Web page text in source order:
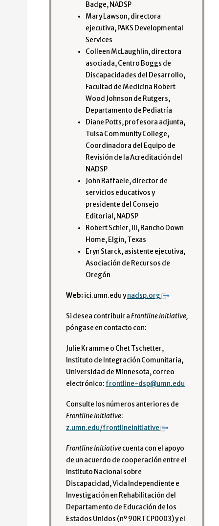
Badge, NADSP
Mary Lawson, directora
ejecutiva, PAKS Developmental
Services
Colleen McLaughlin, directora
asociada, Centro Boggs de
Discapacidades del Desarrollo,
Facultad de Medicina Robert
Wood Johnson de Rutgers,
Departamento de Pediatría
Diane Potts, profesora adjunta,
Tulsa Community College,
Coordinadora del Equipo de
Revisión de la Acreditación del
NADSP
John Raffaele, director de
servicios educativos y
presidente del Consejo
Editorial, NADSP
Robert Schier, III, Rancho Down
Home, Elgin, Texas
Eryn Starck, asistente ejecutiva,
Asociación de Recursos de
Oregón
Web: ici.umn.eduynadsp.org
Si desea contribuir aFrontline Initiative,
póngase en contacto con:
Julie Kramme o Chet Tschetter,
Instituto de Integración Comunitaria,
Universidad de Minnesota, correo
electrónico: frontline-dsp@umn.edu
Consulte los números anteriores de
FrontlineInitiative:
z.umn.edu/frontlineinitiative
Frontline Initiativecuenta con el apoyo
de un acuerdo de cooperación entre el
Instituto Nacional sobre
Discapacidad, Vida Independiente e
Investigación en Rehabilitación del
Departamento de Educación de los
Estados Unidos (nº 90RTCP0003) y el